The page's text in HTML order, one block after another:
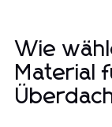
Wie
Material